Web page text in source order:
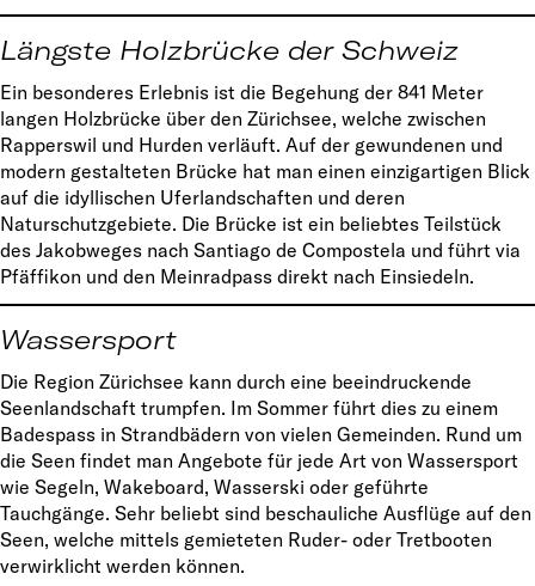
Längste Holzbrücke der Schweiz
Ein besonderes Erlebnis ist die Begehung der 841 Meter
langen Holzbrücke über den Zürichsee, welche zwischen
Rapperswil und Hurden verläuft. Auf der gewundenen und
modern gestalteten Brücke hat man einen einzigartigen Blick
auf die idyllischen Uferlandschaften und deren
Naturschutzgebiete. Die Brücke ist ein beliebtes Teilstück
des Jakobweges nach Santiago de Compostela und führt via
Pfäffikon und den Meinradpass direkt nach Einsiedeln.
Wassersport
Die Region Zürichsee kann durch eine beeindruckende
Seenlandschaft trumpfen. Im Sommer führt dies zu einem
Badespass in Strandbädern von vielen Gemeinden. Rund um
die Seen findet man Angebote für jede Art von Wassersport
wie Segeln, Wakeboard, Wasserski oder geführte
Tauchgänge. Sehr beliebt sind beschauliche Ausflüge auf den
Seen, welche mittels gemieteten Ruder- oder Tretbooten
verwirklicht werden können.